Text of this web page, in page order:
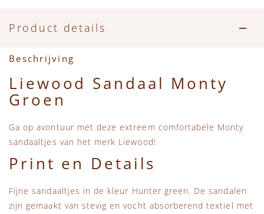
Zwemkleding
Feestkleding
Beren, Speendoekjes en Knuffeldoekjes
Verzorgingsproducten
Beren
Mini Rodini
+1 in the family
New Balance
Piupiuchick
Play Up
Sproet & Sprout
Product details
Beschrijving
Liewood Sandaal Monty
Groen
Ga op avontuur met deze extreem comfortabele Monty
sandaaltjes van het merk Liewood!
Print en Details
Fijne sandaaltjes in de kleur Hunter green. De sandalen
zijn gemaakt van stevig en vocht absorberend textiel met